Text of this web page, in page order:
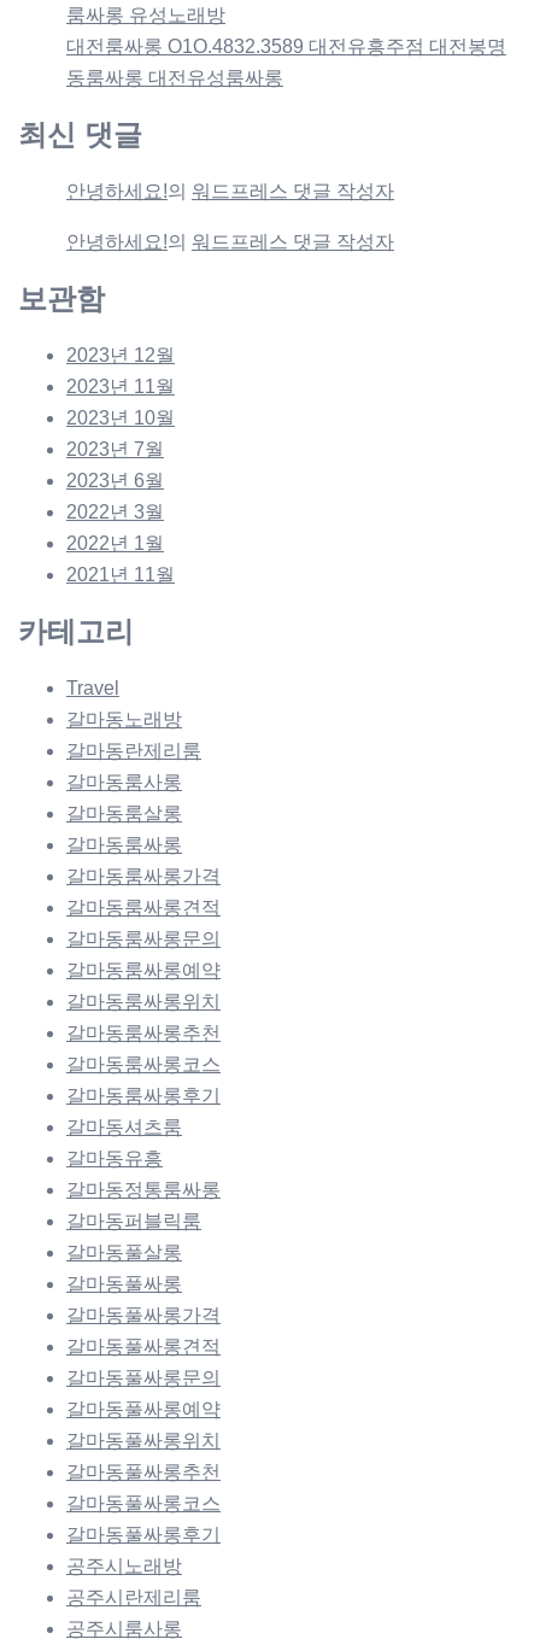
룸싸롱 유성노래방
대전룸싸롱 O1O.4832.3589 대전유흥주점 대전봉명
동룸싸롱 대전유성룸싸롱
최신 댓글
안녕하세요!의 워드프레스 댓글 작성자
안녕하세요!의 워드프레스 댓글 작성자
보관함
2023년 12월
2023년 11월
2023년 10월
2023년 7월
2023년 6월
2022년 3월
2022년 1월
2021년 11월
카테고리
Travel
갈마동노래방
갈마동란제리룸
갈마동룸사롱
갈마동룸살롱
갈마동룸싸롱
갈마동룸싸롱가격
갈마동룸싸롱견적
갈마동룸싸롱문의
갈마동룸싸롱예약
갈마동룸싸롱위치
갈마동룸싸롱추천
갈마동룸싸롱코스
갈마동룸싸롱후기
갈마동셔츠룸
갈마동유흥
갈마동정통룸싸롱
갈마동퍼블릭룸
갈마동풀살롱
갈마동풀싸롱
갈마동풀싸롱가격
갈마동풀싸롱견적
갈마동풀싸롱문의
갈마동풀싸롱예약
갈마동풀싸롱위치
갈마동풀싸롱추천
갈마동풀싸롱코스
갈마동풀싸롱후기
공주시노래방
공주시란제리룸
공주시룸사롱